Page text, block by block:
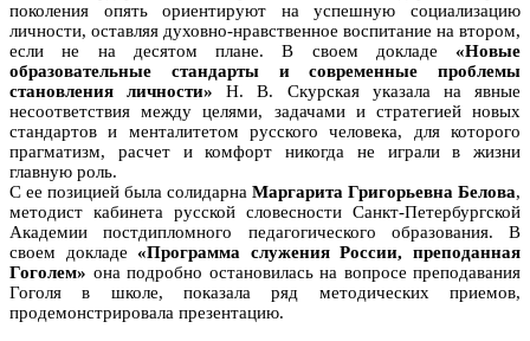
поколения опять ориентируют на успешную социализацию
личности, оставляя духовно-нравственное воспитание на втором,
если не на десятом плане. В своем докладе «Новые
образовательные стандарты и современные проблемы
становления личности» Н. В. Скурская указала на явные
несоответствия между целями, задачами и стратегией новых
стандартов и менталитетом русского человека, для которого
прагматизм, расчет и комфорт никогда не играли в жизни
главную роль.
С ее позицией была солидарна Маргарита Григорьевна Белова,
методист кабинета русской словесности Санкт-Петербургской
Академии постдипломного педагогического образования. В
своем докладе«Программа служения России, преподанная
Гоголем» она подробно остановилась на вопросе преподавания
Гоголя в школе, показала ряд методических приемов,
продемонстрировала презентацию.